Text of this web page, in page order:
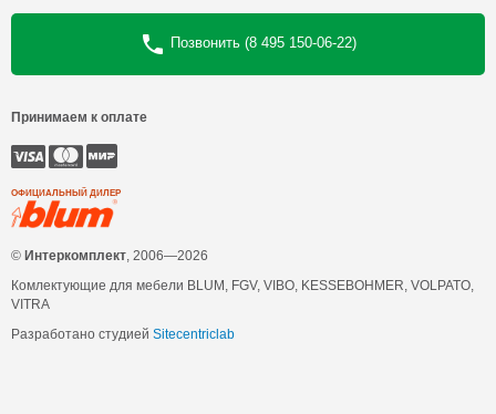
Позвонить (8 495 150-06-22)
Принимаем к оплате
ОФИЦИАЛЬНЫЙ ДИЛЕР
© Интеркомплект , 2006—2026
Комлектующие для мебели BLUM, FGV, VIBO, KESSEBOHMER, VOLPATO,
VITRA
Разработано студией Sitecentriclab